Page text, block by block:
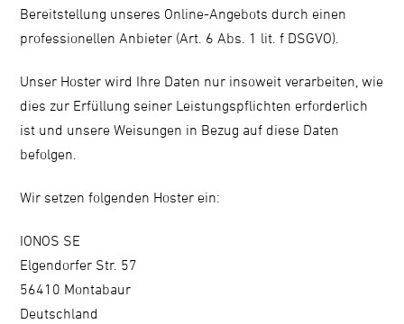
Bereitstellung unseres Online-Angebots durch einen
professionellen Anbieter (Art. 6 Abs. 1 lit. f DSGVO).
Unser Hoster wird Ihre Daten nur insoweit verarbeiten, wie
dies zur Erfüllung seiner Leistungspflichten erforderlich
ist und unsere Weisungen in Bezug auf diese Daten
befolgen.
Wir setzen folgenden Hoster ein:
IONOS SE
Elgendorfer Str. 57
56410 Montabaur
Deutschland